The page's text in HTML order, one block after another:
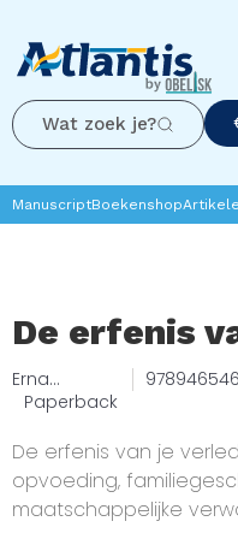
Wat zoek je?
ManuscriptBoekenshop
De erfenis
Erna
Knipscheer
Paperback
De erfenis van je
opvoeding,
maatschappelijke